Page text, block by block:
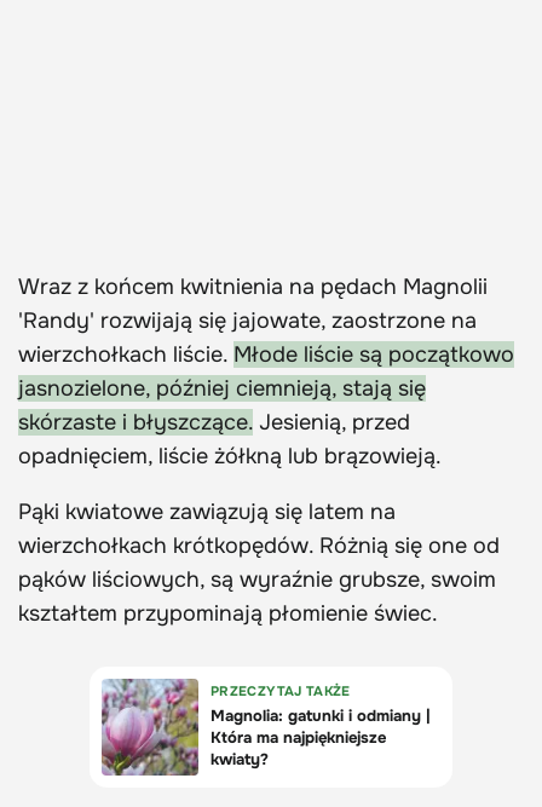
Wraz z końcem kwitnienia na pędach Magnolii
'Randy' rozwijają się jajowate, zaostrzone na
wierzchołkach liście. Młode liście są początkowo
jasnozielone, później ciemnieją, stają się
skórzaste i błyszczące. Jesienią, przed
opadnięciem, liście żółkną lub brązowieją.
Pąki kwiatowe zawiązują się latem na
wierzchołkach krótkopędów. Różnią się one od
pąków liściowych, są wyraźnie grubsze, swoim
kształtem przypominają płomienie świec.